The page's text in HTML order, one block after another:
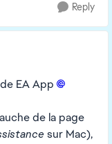
Reply
EA App
de la page
sur Mac),